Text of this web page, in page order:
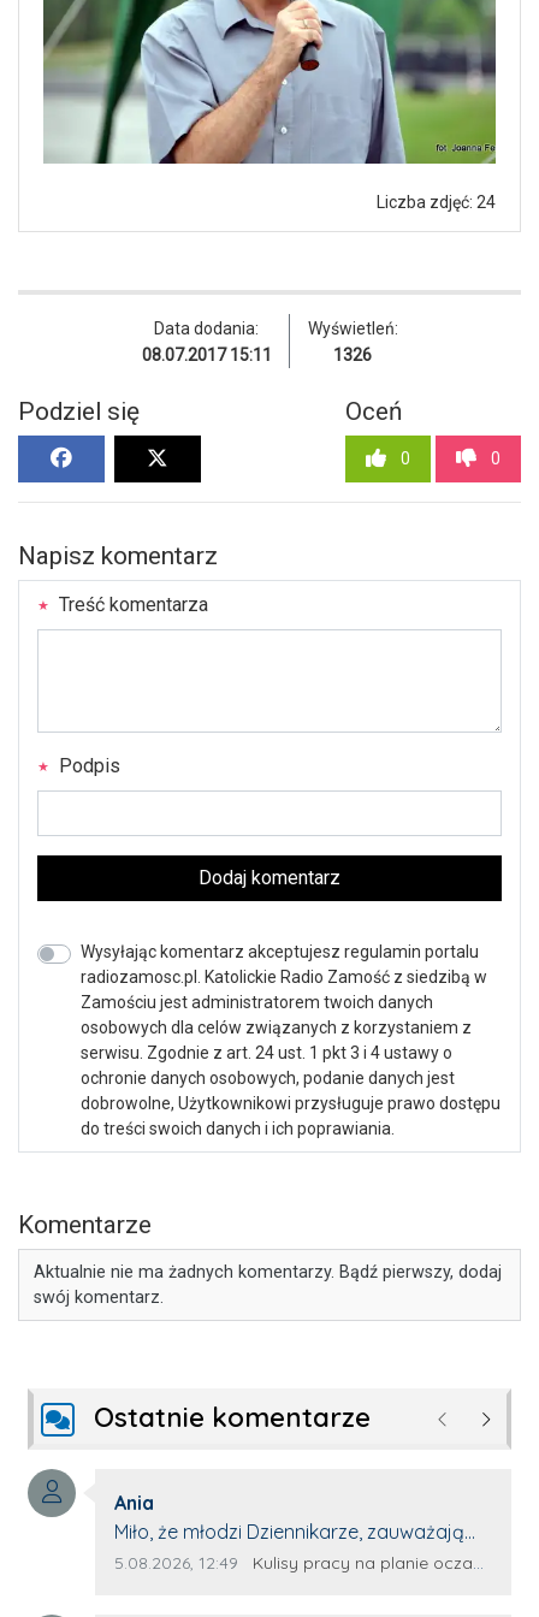
Liczba zdjęć: 24
Data dodania:
08.07.2017 15:11
Wyświetleń:
1326
Podziel się Oceń
0 0
Napisz komentarz
Treść komentarza
Podpis
Dodaj komentarz
Wysyłając komentarz akceptujesz regulamin portalu
radiozamosc.pl. Katolickie Radio Zamość z siedzibą w
Zamościu jest administratorem twoich danych
osobowych dla celów związanych z korzystaniem z
serwisu. Zgodnie z art. 24 ust. 1 pkt 3 i 4 ustawy o
ochronie danych osobowych, podanie danych jest
dobrowolne, Użytkownikowi przysługuje prawo dostępu
do treści swoich danych i ich poprawiania.
Komentarze
Aktualnie nie ma żadnych komentarzy. Bądź pierwszy, dodaj
swój komentarz.
Ostatnie komentarze Poprzednie
Autor komentarza:
Ania
Treść komentarza:
Miło, że młodzi Dziennikarze, zauważają
młode talenty, które dopiero wkraczają
Data dodania komentarza:
5.08.2026, 12:49 Źródło komentarza:
Kulisy pracy na planie oczami młodego filmowca